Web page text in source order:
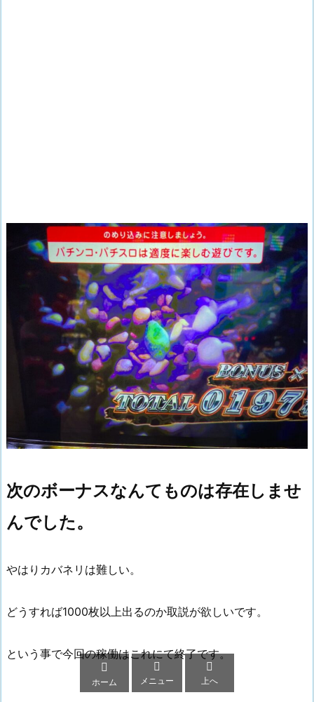
次のボーナスなんてものは存在しませ
んでした。
やはりカバネリは難しい。
どうすれば1000枚以上出るのか取説が欲しいです。
という事で今回の稼働はこれにて終了です。

ホーム

メニュー

上へ